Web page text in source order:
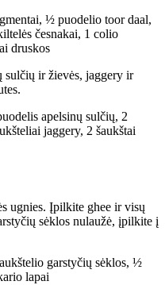
½ puodelio toor daal,
česnakai, 1 colio
druskos
ir žievės, jaggery ir
apelsinų sulčių, 2
jaggery, 2 šaukštai
ugnies. Įpilkite ghee ir visų
sėklos nulaužė, įpilkite į
garstyčių sėklos, ½
lapai